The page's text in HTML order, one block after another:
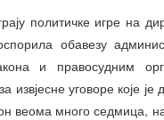
политичке игре на
обавезу
и правосудним
извјесне уговоре које
веома много седмица,